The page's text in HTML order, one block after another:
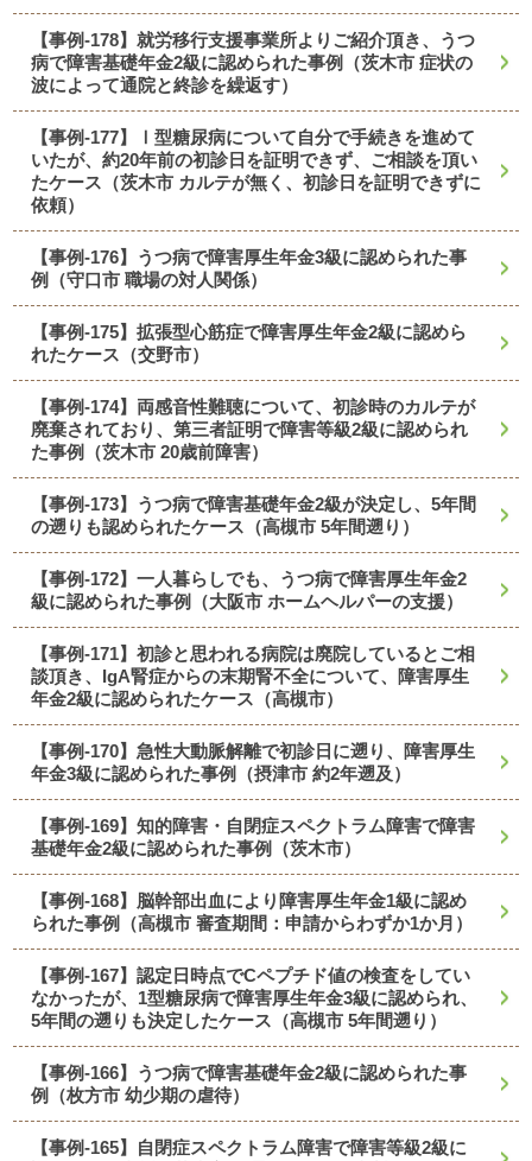
【事例-178】就労移行支援事業所よりご紹介頂き、うつ
病で障害基礎年金2級に認められた事例（茨木市 症状の
波によって通院と終診を繰返す）
【事例-177】Ⅰ型糖尿病について自分で手続きを進めて
いたが、約20年前の初診日を証明できず、ご相談を頂い
たケース（茨木市 カルテが無く、初診日を証明できずに
依頼）
【事例-176】うつ病で障害厚生年金3級に認められた事
例（守口市 職場の対人関係）
【事例-175】拡張型心筋症で障害厚生年金2級に認めら
れたケース（交野市）
【事例-174】両感音性難聴について、初診時のカルテが
廃棄されており、第三者証明で障害等級2級に認められ
た事例（茨木市 20歳前障害）
【事例-173】うつ病で障害基礎年金2級が決定し、5年間
の遡りも認められたケース（高槻市 5年間遡り）
【事例-172】一人暮らしでも、うつ病で障害厚生年金2
級に認められた事例（大阪市 ホームヘルパーの支援）
【事例-171】初診と思われる病院は廃院しているとご相
談頂き、IgA腎症からの末期腎不全について、障害厚生
年金2級に認められたケース（高槻市）
【事例-170】急性大動脈解離で初診日に遡り、障害厚生
年金3級に認められた事例（摂津市 約2年遡及）
【事例-169】知的障害・自閉症スペクトラム障害で障害
基礎年金2級に認められた事例（茨木市）
【事例-168】脳幹部出血により障害厚生年金1級に認め
られた事例（高槻市 審査期間：申請からわずか1か月）
【事例-167】認定日時点でCペプチド値の検査をしてい
なかったが、1型糖尿病で障害厚生年金3級に認められ、
5年間の遡りも決定したケース（高槻市 5年間遡り）
【事例-166】うつ病で障害基礎年金2級に認められた事
例（枚方市 幼少期の虐待）
【事例-165】自閉症スペクトラム障害で障害等級2級に